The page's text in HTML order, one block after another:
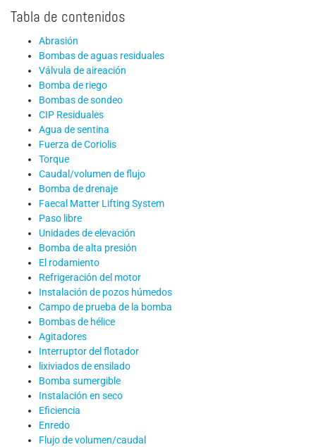
Tabla de contenidos
Abrasión
Bombas de aguas residuales
Válvula de aireación
Bomba de riego
Bombas de sondeo
CIP Residuales
Agua de sentina
Fuerza de Coriolis
Torque
Caudal/volumen de flujo
Bomba de drenaje
Faecal Matter Lifting System
Paso libre
Unidades de elevación
Bomba de alta presión
El rodamiento
Refrigeración del motor
Instalación de pozos húmedos
Campo de prueba de la bomba
Bombas de hélice
Agitadores
Interruptor del flotador
lixiviados de ensilado
Bomba sumergible
Instalación en seco
Eficiencia
Enredo
Flujo de volumen/caudal